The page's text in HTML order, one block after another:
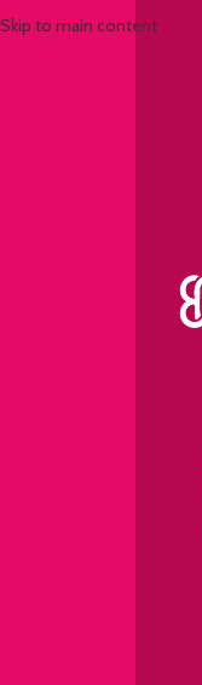
Skip to main content